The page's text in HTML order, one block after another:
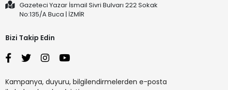
Gazeteci Yazar İsmail Sivri Bulvarı 222 Sokak
No:135/A Buca | İZMİR
Bizi Takip Edin
Kampanya, duyuru, bilgilendirmelerden e-posta